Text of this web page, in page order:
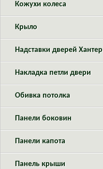
Кожухи колеса
Крыло
Надставки дверей Хантер
Накладка петли двери
Обивка потолка
Панели боковин
Панели капота
Панель крыши